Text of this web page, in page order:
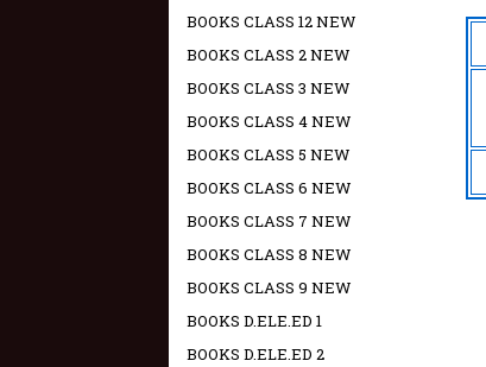
BOOKS CLASS 12 NEW
BOOKS CLASS 2 NEW
BOOKS CLASS 3 NEW
BOOKS CLASS 4 NEW
BOOKS CLASS 5 NEW
BOOKS CLASS 6 NEW
BOOKS CLASS 7 NEW
BOOKS CLASS 8 NEW
BOOKS CLASS 9 NEW
BOOKS D.ELE.ED 1
BOOKS D.ELE.ED 2